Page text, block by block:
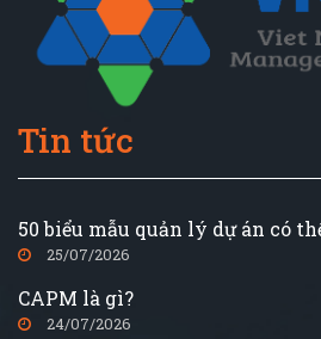
Tin tức
50 biểu mẫu quản lý dự án có
25/07/2026
CAPM là gì?
24/07/2026